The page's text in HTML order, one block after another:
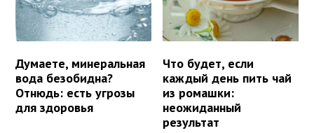
Думаете, минеральная
вода безобидна?
Отнюдь: есть угрозы
для здоровья
Что будет, если
каждый день пить чай
из ромашки:
неожиданный
результат